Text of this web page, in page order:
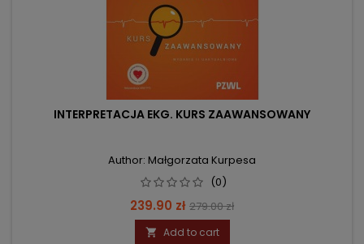
INTERPRETACJA EKG. KURS ZAAWANSOWANY
Author: Małgorzata Kurpesa
(0)
Price
239.90 zł Regular
price
279.00 zł
 Add to cart